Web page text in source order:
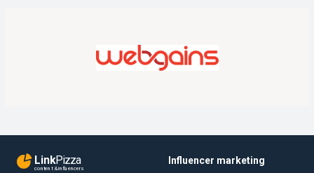
LinkPizza
content & influencers
Influencer marketing